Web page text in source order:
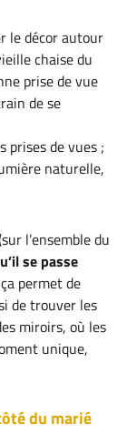
le décor autour
chaise du
prise de vue
de se
prises de vues ;
naturelle,
l’ensemble du
se passe
permet de
de trouver les
miroirs, où les
unique,
du marié